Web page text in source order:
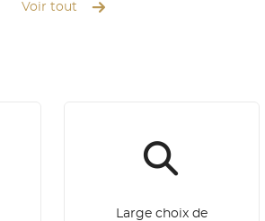
Voir tout
Large choix de